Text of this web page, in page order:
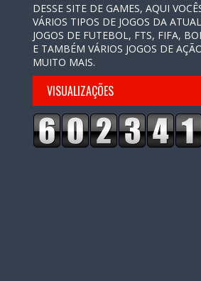
DESSE SITE DE GAMES, AQUI
VÁRIOS TIPOS DE JOGOS DA
JOGOS DE FUTEBOL, FTS, FIFA,
E TAMBÉM VÁRIOS JOGOS DE
MUITO MAIS.
VISUALIZAÇÕES